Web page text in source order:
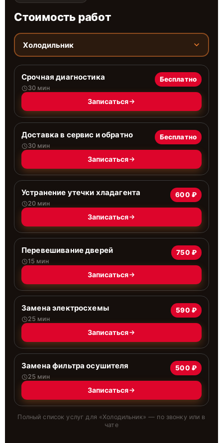
Стоимость работ
Холодильник
Срочная диагностика
30 мин
Бесплатно
Записаться
Доставка в сервис и обратно
30 мин
Бесплатно
Записаться
Устранение утечки хладагента
20 мин
600 ₽
Записаться
Перевешивание дверей
15 мин
750 ₽
Записаться
Замена электросхемы
25 мин
590 ₽
Записаться
Замена фильтра осушителя
25 мин
500 ₽
Записаться
Полный список услуг для «Холодильник» — по звонку или в
чате